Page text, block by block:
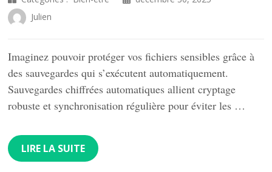
Julien
Imaginez pouvoir protéger vos fichiers sensibles grâce à
des sauvegardes qui s’exécutent automatiquement.
Sauvegardes chiffrées automatiques allient cryptage
robuste et synchronisation régulière pour éviter les …
LIRE LA SUITE